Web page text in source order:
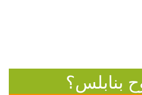
بنابلس؟